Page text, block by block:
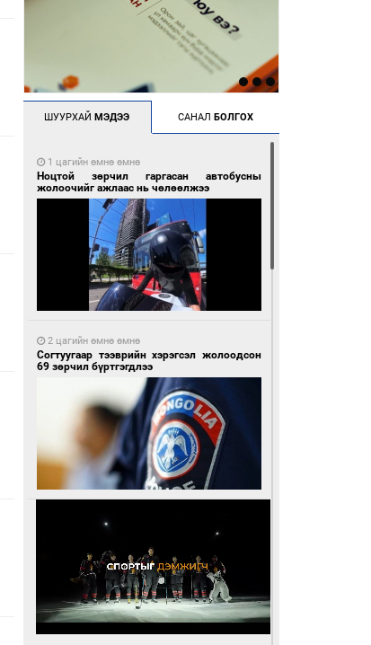
ШУУРХАЙМЭДЭЭ САНАЛБОЛГОХ
1 цагийн өмнө өмнө
Ноцтой зөрчил гаргасан автобусны
жолоочийг ажлаас нь чөлөөлжээ
2 цагийн өмнө өмнө
Согтуугаар тээврийн хэрэгсэл жолоодсон
69 зөрчил бүртгэгдлээ